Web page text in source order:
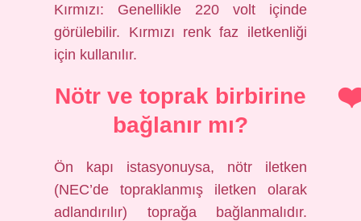
Kırmızı: Genellikle 220 volt içinde
görülebilir. Kırmızı renk faz iletkenliği
için kullanılır.
Nötr ve toprak birbirine
bağlanır mı?
Ön kapı istasyonuysa, nötr iletken
(NEC’de topraklanmış iletken olarak
adlandırılır) toprağa bağlanmalıdır.